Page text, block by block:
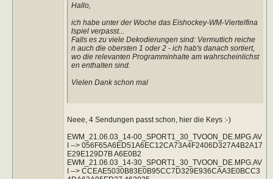
Hallo,
ich habe unter der Woche das Eishockey-WM-Viertelfina
lspiel verpasst...
Falls es zu viele Dekodierungen sind: Vermutlich reiche
n auch die obersten 1 oder 2 - ich hab's danach sortiert,
wo die relevanten Programminhalte am wahrscheinlichst
en enthalten sind.
Vielen Dank schon mal
Neee, 4 Sendungen passt schon, hier die Keys :-)
EWM_21.06.03_14-00_SPORT1_30_TVOON_DE.MPG.AV
I --> 056F65A6ED51A6EC12CA73A4F2406D327A4B2A17
E29E129D7B A6E0B2
EWM_21.06.03_14-30_SPORT1_30_TVOON_DE.MPG.AV
I --> CCEAE5030B83E0B95CC7D329E936CAA3E0BCC3